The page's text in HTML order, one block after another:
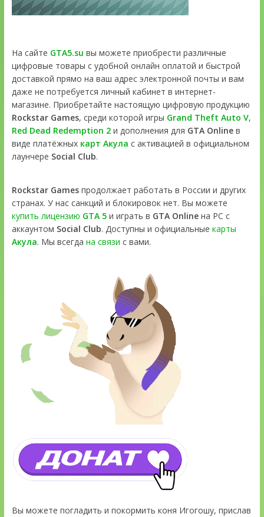
На сайте GTA5.su вы можете приобрести различные
цифровые товары с удобной онлайн оплатой и быстрой
доставкой прямо на ваш адрес электронной почты и вам
даже не потребуется личный кабинет в интернет-
магазине. Приобретайте настоящую цифровую продукцию
Rockstar Games, среди которой игры Grand Theft Auto V,
Red Dead Redemption 2и дополнения для GTA Onlineв
виде платёжных карт Акула с активацией в официальном
лаунчере Social Club.
Rockstar Gamesпродолжает работать в России и других
странах. У нас санкций и блокировок нет. Вы можете
купить лицензию GTA 5и играть в GTA Onlineна PC с
аккаунтом Social Club. Доступны и официальные карты
Акула. Мы всегда на связи с вами.
Вы можете погладить и покормить коня Игогошу, прислав